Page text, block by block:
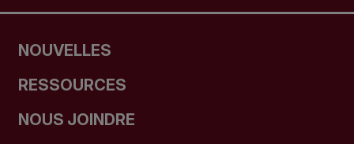
NOUVELLES
RESSOURCES
NOUS JOINDRE